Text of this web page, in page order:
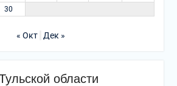
30
« Окт Дек »
области